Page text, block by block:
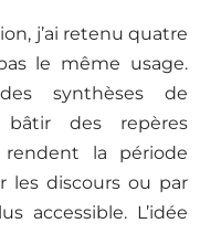
j’ai retenu quatre
le même usage.
synthèses de
bâtir des repères
rendent la période
les discours ou par
accessible. L’idée